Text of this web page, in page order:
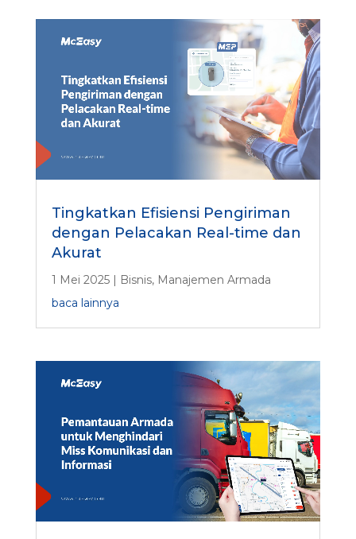
Tingkatkan Efisiensi Pengiriman
dengan Pelacakan Real-time dan
Akurat
1 Mei 2025| Bisnis, Manajemen Armada
baca lainnya